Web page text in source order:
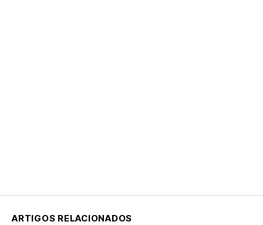
ARTIGOS RELACIONADOS